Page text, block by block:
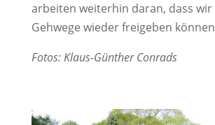
arbeiten weiterhin daran, dass wir
Gehwege wieder freigeben
Fotos: Klaus-Günther Conrads